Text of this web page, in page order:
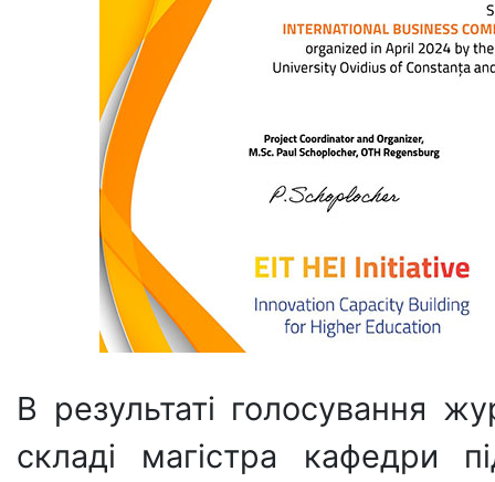
В результаті голосування
складі магістра кафедри